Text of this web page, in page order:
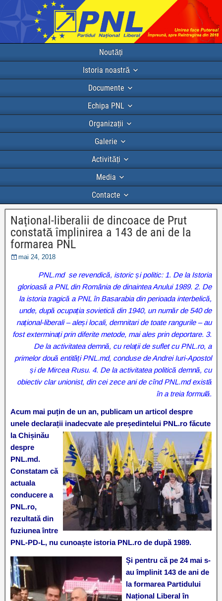
Noutăți
Istoria noastră
Documente
Echipa PNL
Organizații
Galerie
Activități
Media
Contacte
Național-liberalii de dincoace de Prut
constată împlinirea a 143 de ani de la
formarea PNL
mai 24, 2018
PNL.md se revendică, istoric și politic: 1. De la Istoria
glorioasă a PNL din România de dinaintea Anului 1989. 2. De
la istoria tragică a PNL în Basarabia din perioada interbelică,
unde, după ocupația sovietică din 1940, un număr de 540 de
național-liberali – aleși locali, demnitari de toate rangurile – au
fost exterminați prin diferite metode, mai ales prin deportare. 3.
De la activitatea demnă, cu relații de suflet cu PNL.ro, a
primelor două entități PNL.md, conduse de Andrei Iuri-Apostol
și de Mircea Rusu. 4. De la activitatea politică demnă, cu
obiectiv clar unionist, din cei zece ani de cînd PNL.md există
în a treia formulă.
Acum mai puțin de un an, publicam un articol despre
unele declarații inadecvate ale președintelui PNL.ro făcute
la Chișinău
despre
PNL.md.
Constatam că
actuala
conducere a
PNL.ro,
rezultată din
fuziunea între
PNL-PD-L, nu cunoaște istoria PNL.ro de după 1989.
Și pentru că pe 24 mai s-
au împlinit 143 de ani de
la formarea Partidului
Național Liberal în